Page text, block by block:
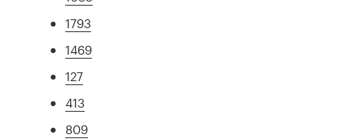
1793
1469
127
413
809